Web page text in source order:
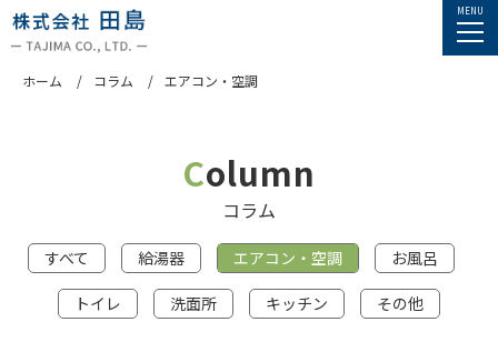
ホーム コラム エアコン・空調
Column
コラム
すべて 給湯器 エアコン・空調 お風呂
トイレ 洗面所 キッチン その他